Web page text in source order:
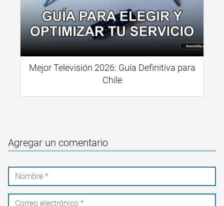
Mejor Televisión 2026: Guía Definitiva para
Chile
Agregar un comentario